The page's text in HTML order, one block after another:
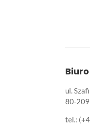
ul.
80-209
tel.: